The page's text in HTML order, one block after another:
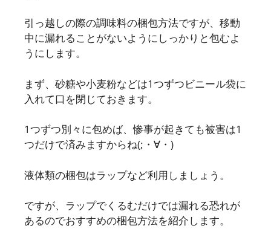
引っ越しの際の調味料の梱包方法ですが、移動
中に漏れることがないようにしっかりと包むよ
うにします。
まず、砂糖や小麦粉などは1つずつビニール袋に
入れて口を閉じておきます。
1つずつ別々に包めば、惨事が起きても被害は1
つだけで済みますからね(;・∀・)
液体類の梱包はラップなど利用しましょう。
ですが、ラップでくるむだけでは漏れる恐れが
あるのでおすすめの梱包方法を紹介します。